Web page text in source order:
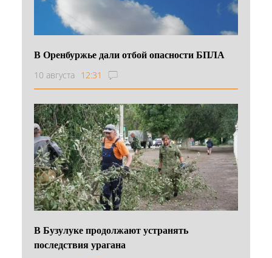
В Оренбуржье дали отбой опасности БПЛА
10 августа 12:31
В Бузулуке продолжают устранять
последствия урагана